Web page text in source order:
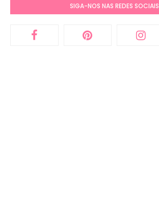
SIGA-NOS NAS REDES SOCIAIS